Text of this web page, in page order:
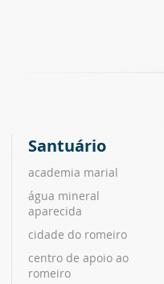
Santuário
academia marial
água mineral
aparecida
cidade do romeiro
centro de apoio ao
romeiro